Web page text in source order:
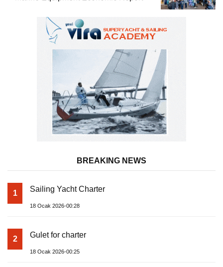
BREAKING NEWS
1 Sailing Yacht Charter
18 Ocak 2026-00:28
2 Gulet for charter
18 Ocak 2026-00:25